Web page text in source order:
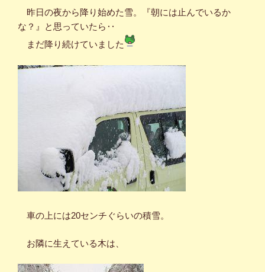
昨日の夜から降り始めた雪。『朝には止んでいるか
な？』と思っていたら‥
まだ降り続けていました
車の上には20センチぐらいの積雪。
お隣に生えている木は、